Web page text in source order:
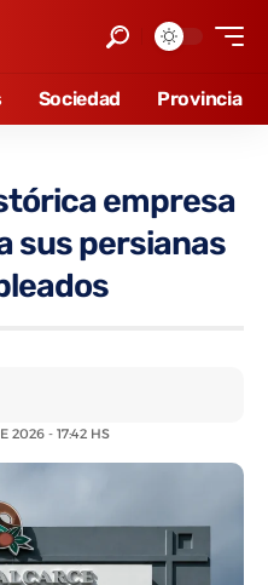
Sociedad Provincia
empresa
sus persianas
2026 - 17:42 HS